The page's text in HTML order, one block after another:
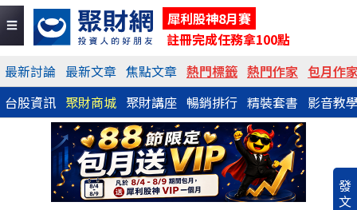
犀利股神8月賽
註冊完成任務拿100點
最新討論 最新文章 焦點文章 熱門標籤 熱門作家 包月作
台股資訊 聚財商城 聚財講座 暢銷排行 精裝套書 影音教
發
文